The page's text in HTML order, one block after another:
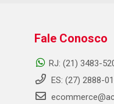
Fale Conosco
RJ: (21) 3483-
ES: (27) 2888-